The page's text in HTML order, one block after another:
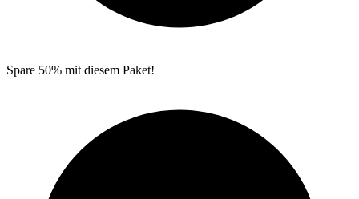
Spare 50% mit diesem Paket!